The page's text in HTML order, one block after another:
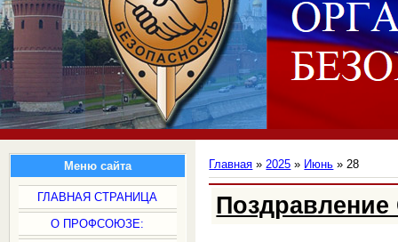
Меню сайта
ГЛАВНАЯ СТРАНИЦА
О ПРОФСОЮЗЕ:
Главная »2025 » Июнь » 28